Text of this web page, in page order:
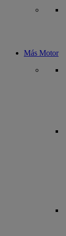
Más Motor